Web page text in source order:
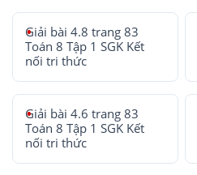
Giải bài 4.8 trang 83
Toán 8 Tập 1 SGK Kết
nối tri thức
Giải bài 4.6 trang 83
Toán 8 Tập 1 SGK Kết
nối tri thức